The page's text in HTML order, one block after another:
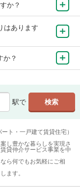
か？
はあります
か？
駅で
ト・一戸建て賃貸住宅）
し豊かな暮らしを実現さ
貸仲介サービス事業を中
ら何でもお気軽にご相
ます。